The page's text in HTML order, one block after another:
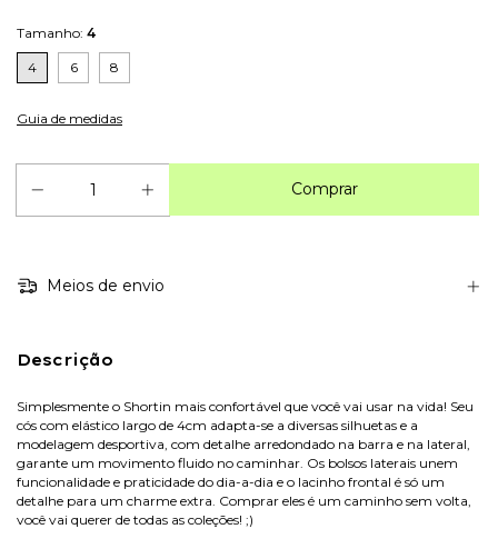
Tamanho: 4
4 6 8
Guia de medidas
Meios de envio
Descrição
Simplesmente o Shortin mais confortável que você vai usar na vida! Seu
cós com elástico largo de 4cm adapta-se a diversas silhuetas e a
modelagem desportiva, com detalhe arredondado na barra e na lateral,
garante um movimento fluido no caminhar. Os bolsos laterais unem
funcionalidade e praticidade do dia-a-dia e o lacinho frontal é só um
detalhe para um charme extra. Comprar eles é um caminho sem volta,
você vai querer de todas as coleções! ;)